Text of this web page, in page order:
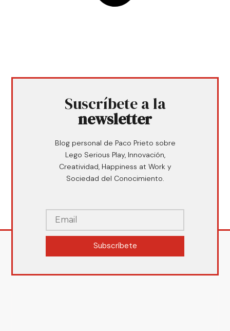
Suscríbete a la
newsletter
Blog personal de Paco Prieto sobre
Lego Serious Play, Innovación,
Creatividad, Happiness at Work y
Sociedad del Conocimiento.
Subscríbete